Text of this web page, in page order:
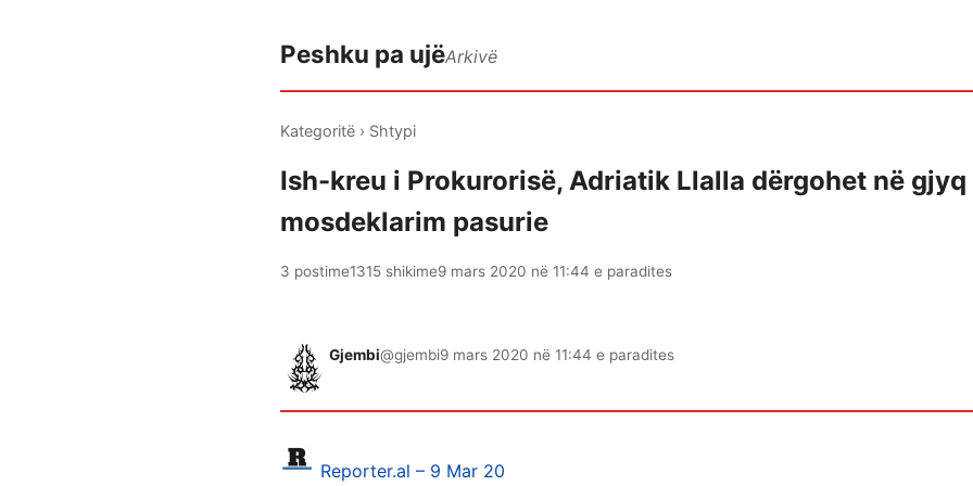
Peshku pa ujëArkivë
Kategoritë › Shtypi
Ish-kreu i Prokurorisë, Adriatik Llalla dërgohet në gjyq
mosdeklarim pasurie
3 postime1315 shikime9 mars 2020 në 11:44 e paradites
Gjembi@gjembi9 mars 2020 në 11:44 e paradites
Reporter.al – 9 Mar 20